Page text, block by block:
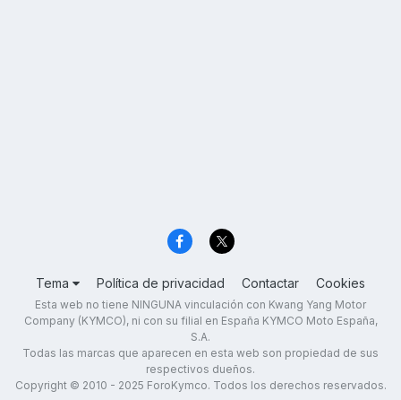
Tema Política de privacidad Contactar Cookies
Esta web no tiene NINGUNA vinculación con Kwang Yang Motor
Company (KYMCO), ni con su filial en España KYMCO Moto España,
S.A.
Todas las marcas que aparecen en esta web son propiedad de sus
respectivos dueños.
Copyright © 2010 - 2025 ForoKymco. Todos los derechos reservados.